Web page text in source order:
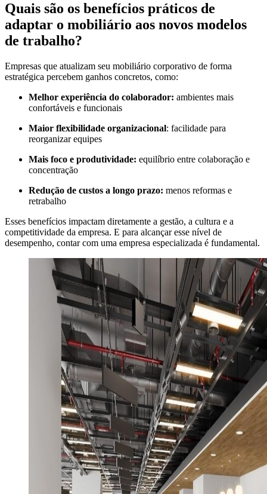
Quais são os benefícios práticos de
adaptar o mobiliário aos novos modelos
de trabalho?
Empresas que atualizam seu mobiliário corporativo de forma
estratégica percebem ganhos concretos, como:
Melhor experiência do colaborador: ambientes mais
confortáveis e funcionais
Maior flexibilidade organizacional: facilidade para
reorganizar equipes
Mais foco e produtividade: equilíbrio entre colaboração e
concentração
Redução de custos a longo prazo: menos reformas e
retrabalho
Esses benefícios impactam diretamente a gestão, a cultura e a
competitividade da empresa. E para alcançar esse nível de
desempenho, contar com uma empresa especializada é fundamental.